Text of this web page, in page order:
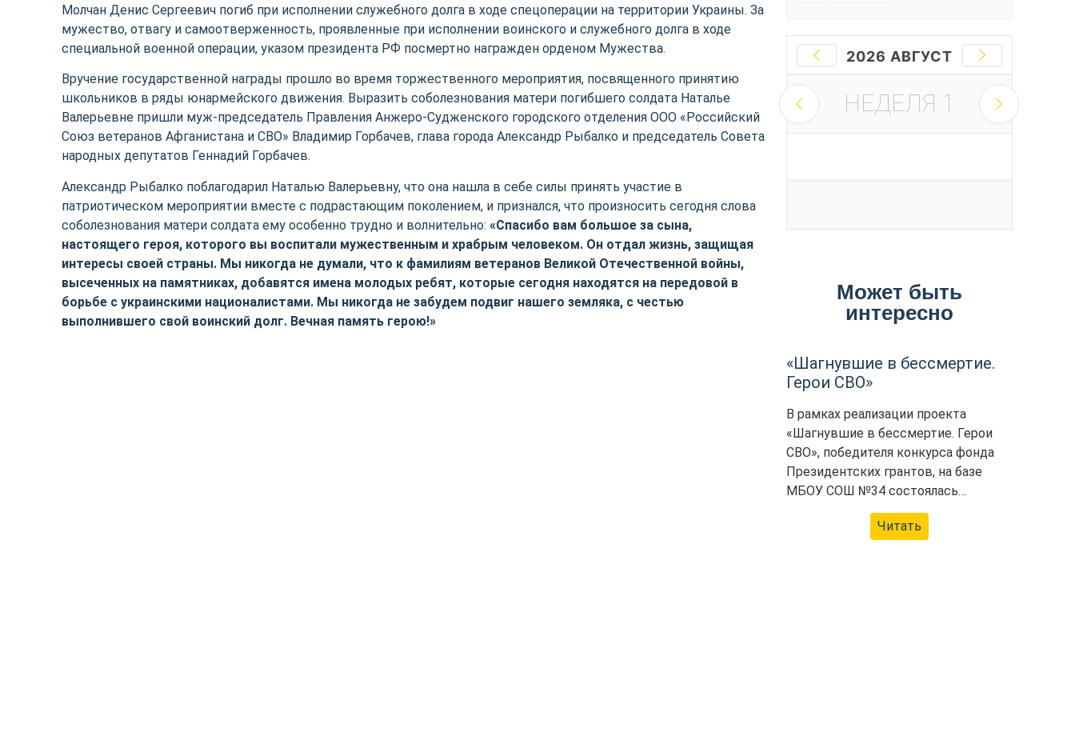
Молчан Денис Сергеевич погиб при исполнении служебного долга в ходе спецоперации на территории Украины. За
мужество, отвагу и самоотверженность, проявленные при исполнении воинского и служебного долга в ходе
специальной военной операции, указом президента РФ посмертно награжден орденом Мужества.
Вручение государственной награды прошло во время торжественного мероприятия, посвященного принятию
школьников в ряды юнармейского движения. Выразить соболезнования матери погибшего солдата Наталье
Валерьевне пришли муж-председатель Правления Анжеро-Судженского городского отделения ООО «Российский
Союз ветеранов Афганистана и СВО» Владимир Горбачев, глава города Александр Рыбалко и председатель Совета
народных депутатов Геннадий Горбачев.
Александр Рыбалко поблагодарил Наталью Валерьевну, что она нашла в себе силы принять участие в
патриотическом мероприятии вместе с подрастающим поколением, и признался, что произносить сегодня слова
соболезнования матери солдата ему особенно трудно и волнительно:«Спасибо вам большое за сына,
настоящего героя, которого вы воспитали мужественным и храбрым человеком. Он отдал жизнь, защищая
интересы своей страны. Мы никогда не думали, что к фамилиям ветеранов Великой Отечественной войны,
высеченных на памятниках, добавятся имена молодых ребят, которые сегодня находятся на передовой в
борьбе с украинскими националистами. Мы никогда не забудем подвиг нашего земляка, с честью
выполнившего свой воинский долг. Вечная память герою!»
2026 АВГУСТ
НЕДЕЛЯ 1
Может быть
интересно
«Шагнувшие в бессмертие.
Герои СВО»
В рамках реализации проекта
«Шагнувшие в бессмертие. Герои
СВО», победителя конкурса фонда
Президентских грантов, на базе
МБОУ СОШ №34 состоялась…
Читать